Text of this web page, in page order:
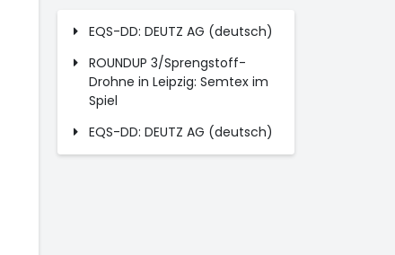
EQS-DD: DEUTZ AG (deutsch)
ROUNDUP 3/Sprengstoff-
Drohne in Leipzig: Semtex im
Spiel
EQS-DD: DEUTZ AG (deutsch)